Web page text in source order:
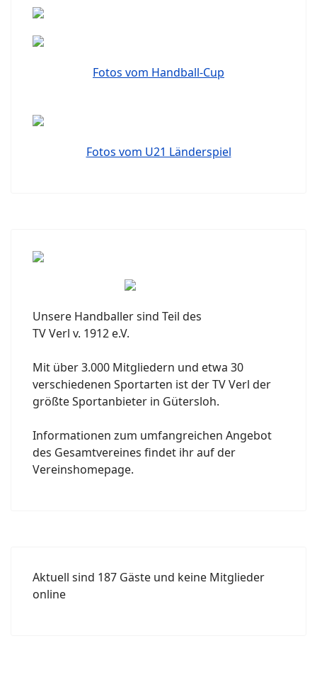
Fotos vom Handball-Cup
Fotos vom U21 Länderspiel
Unsere Handballer sind Teil des
TV Verl v. 1912 e.V.
Mit über 3.000 Mitgliedern und etwa 30
verschiedenen Sportarten ist der TV Verl der
größte Sportanbieter in Gütersloh.
Informationen zum umfangreichen Angebot
des Gesamtvereines findet ihr auf der
Vereinshomepage.
Aktuell sind 187 Gäste und keine Mitglieder
online